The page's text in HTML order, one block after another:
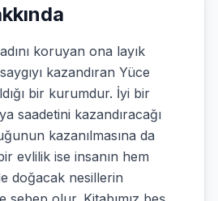
koruyan ona layık
kazandıran Yüce
bir kurumdur. İyi bir
saadetini kazandıracağı
kazanılmasına da
evlilik ise insanın hem
doğacak nesillerin